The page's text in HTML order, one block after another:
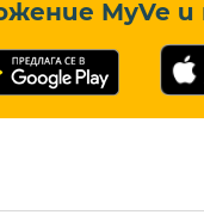
MyVe и